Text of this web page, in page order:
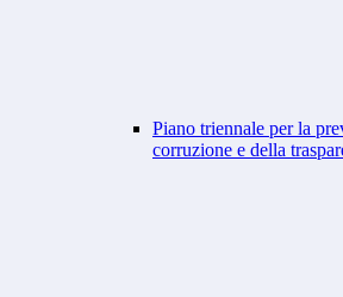
Piano triennale per la
corruzione e della